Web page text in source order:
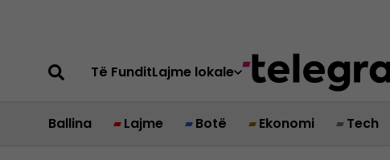
Të FunditLajme lokale
Ballina Lajme Botë Ekonomi Tech